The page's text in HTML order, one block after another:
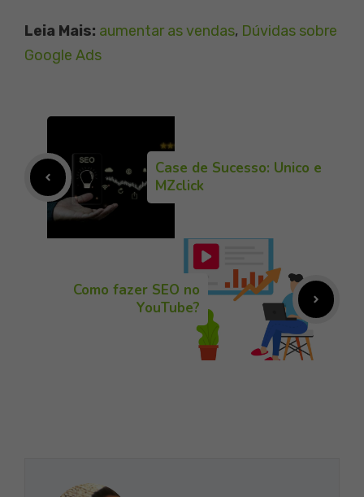
Leia Mais: aumentar as vendas, Dúvidas sobre
Google Ads
Case de Sucesso: Unico e
MZclick
Como fazer SEO no
YouTube?